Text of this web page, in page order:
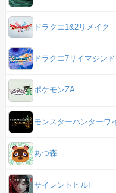
ドラクエ1&2リメイク
ドラクエ7リイマジンド
ポケモンZA
モンスターハンターワ
あつ森
サイレントヒルf